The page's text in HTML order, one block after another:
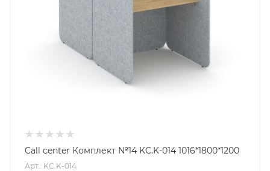
Call center Комплект №14 KC.K-014 1016*1800*1200
Арт.: KC.K-014